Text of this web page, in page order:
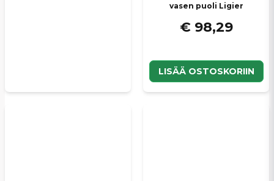
vasen puoli Ligier
€ 98,29
LISÄÄ OSTOSKORIIN